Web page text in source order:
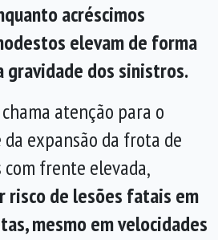
acréscimos
elevam de forma
gravidade dos sinistros.
atenção para o
expansão da frota de
com frente elevada,
risco de lesões fatais em
mesmo em velocidades